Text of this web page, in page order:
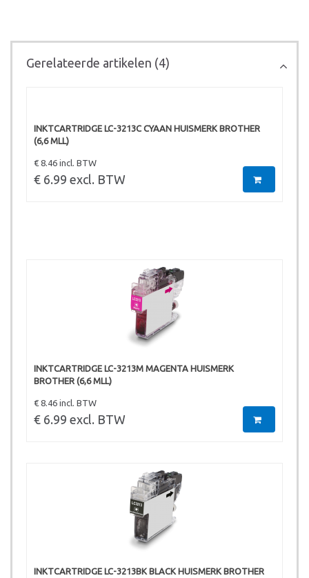
Gerelateerde artikelen (4)
INKTCARTRIDGE LC-3213C CYAAN HUISMERK BROTHER
(6,6 MLL)
€ 8.46 incl. BTW
€ 6.99 excl. BTW
INKTCARTRIDGE LC-3213M MAGENTA HUISMERK
BROTHER (6,6 MLL)
€ 8.46 incl. BTW
€ 6.99 excl. BTW
INKTCARTRIDGE LC-3213BK BLACK HUISMERK BROTHER